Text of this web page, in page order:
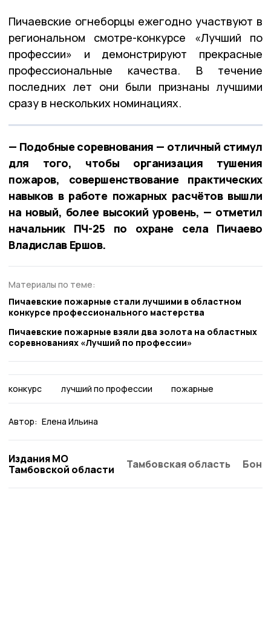
Пичаевские огнеборцы ежегодно участвуют в
региональном смотре-конкурсе «Лучший по
профессии» и демонстрируют прекрасные
профессиональные качества. В течение
последних лет они были признаны лучшими
сразу в нескольких номинациях.
— Подобные соревнования — отличный стимул
для того, чтобы организация тушения
пожаров, совершенствование практических
навыков в работе пожарных расчётов вышли
на новый, более высокий уровень, — отметил
начальник ПЧ-25 по охране села Пичаево
Владислав Ершов.
Материалы по теме:
Пичаевские пожарные стали лучшими в областном
конкурсе профессионального мастерства
Пичаевские пожарные взяли два золота на областных
соревнованиях «Лучший по профессии»
конкурс лучший по профессии пожарные
Автор: Елена Ильина
Издания МО
Тамбовской области
Тамбовская область